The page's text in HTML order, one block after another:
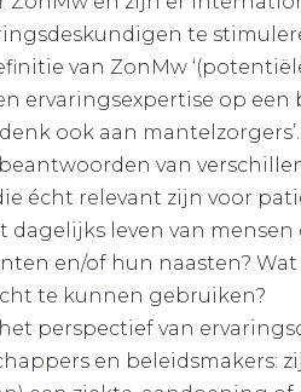
te
van ZonMw
ervaringsexpertise op een
ook aan
van
écht relevant zijn voor
dagelijks leven van
en/of hun naasten?
te kunnen gebruiken?
perspectief van
en beleidsmakers: